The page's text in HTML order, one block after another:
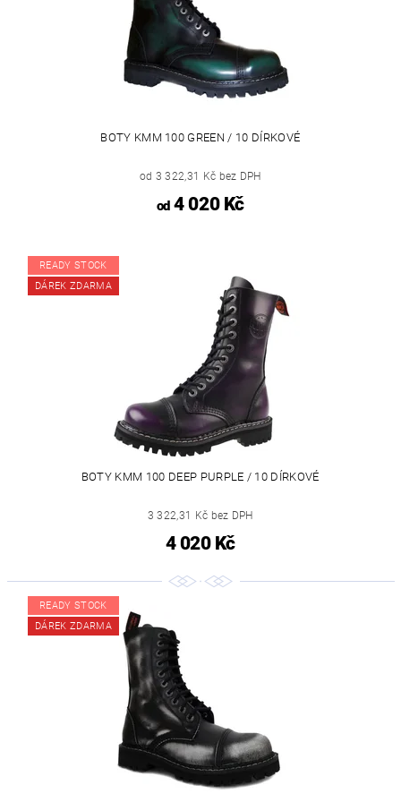
BOTY KMM 100 GREEN / 10 DÍRKOVÉ
od 3 322,31 Kč bez DPH
od4 020 Kč
READY STOCK
DÁREK ZDARMA
BOTY KMM 100 DEEP PURPLE / 10 DÍRKOVÉ
3 322,31 Kč bez DPH
4 020 Kč
READY STOCK
DÁREK ZDARMA